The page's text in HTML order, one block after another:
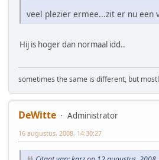
veel plezier ermee...zit er nu een
Hij is hoger dan normaal idd..
sometimes the same is different, but
DeWitte
Administrator
16 augustus, 2008, 14:30:27